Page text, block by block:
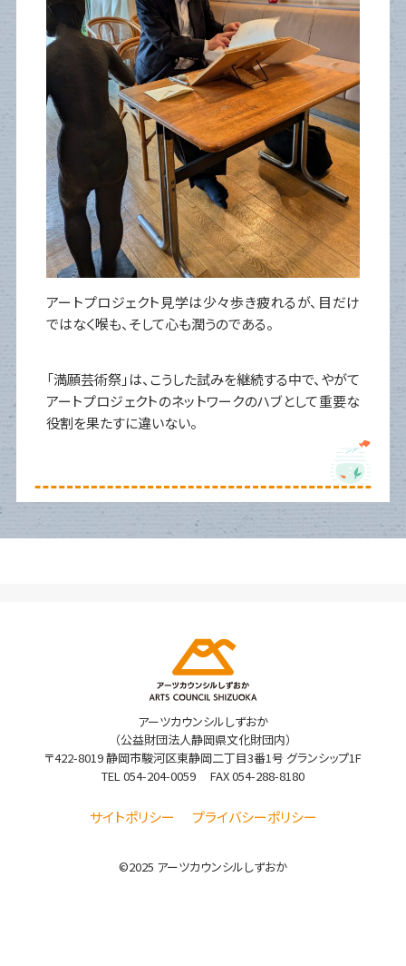
アートプロジェクト見学は少々歩き疲れるが、目だけ
ではなく喉も、そして心も潤うのである。
「満願芸術祭」は、こうした試みを継続する中で、やがて
アートプロジェクトのネットワークのハブとして重要な
役割を果たすに違いない。
アーツカウンシルしずおか
（公益財団法人静岡県文化財団内）
〒422-8019 静岡市駿河区東静岡二丁目3番1号 グランシップ1F
TEL 054-204-0059 FAX 054-288-8180
サイトポリシー プライバシーポリシー
©2025 アーツカウンシルしずおか